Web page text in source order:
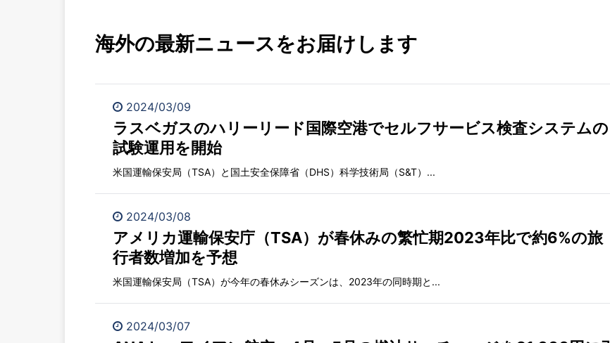
海外の最新ニュースをお届けします
2024/03/09
ラスベガスのハリーリード国際空港でセルフサービス検査システムの
試験運用を開始
米国運輸保安局（TSA）と国土安全保障省（DHS）科学技術局（S&T）...
2024/03/08
アメリカ運輸保安庁（TSA）が春休みの繁忙期2023年比で約6%の旅
行者数増加を予想
米国運輸保安局（TSA）が今年の春休みシーズンは、2023年の同時期と...
2024/03/07